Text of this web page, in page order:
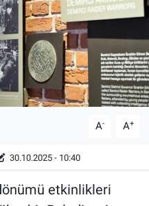
A- A+
30.10.2025 - 10:40
etkinlikleri